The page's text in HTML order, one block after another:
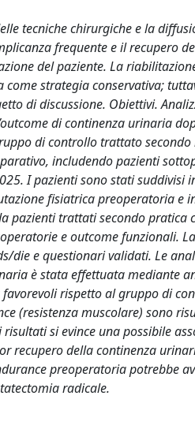
tecniche chirurgiche e la
frequente e il recupero
del paziente. La
strategia conservativa;
di discussione. Obiettivi.
di continenza urinaria
di controllo trattato
includendo pazienti
I pazienti sono stati suddivisi
fisiatrica preoperatoria
pazienti trattati secondo pratica
e outcome funzionali.
die e questionari validati. Le
è stata effettuata mediante
rispetto al gruppo di
(resistenza muscolare) sono
si evince una possibile
della continenza
preoperatoria potrebbe
radicale.